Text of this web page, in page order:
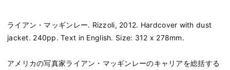
ライアン・マッギンレー. Rizzoli, 2012. Hardcover with dust
jacket. 240pp. Text in English. Size: 312 x 278mm.
アメリカの写真家ライアン・マッギンレーのキャリアを総括する